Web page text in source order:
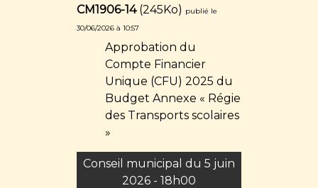
CM1906-14(245Ko) publié le
30/06/2026 à 10:57
Approbation du
Compte Financier
Unique (CFU) 2025 du
Budget Annexe « Régie
des Transports scolaires
»
Conseil municipal du 5 juin
2026 - 18h00